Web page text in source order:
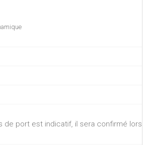
de port est indicatif, il sera confirmé